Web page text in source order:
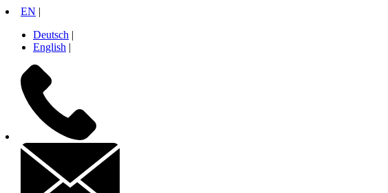
Zum
springen
EN |
Deutsch |
English |
+49
30
26
10
contactinfo